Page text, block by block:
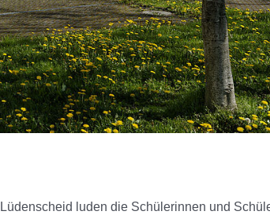
luden die Schülerinnen und